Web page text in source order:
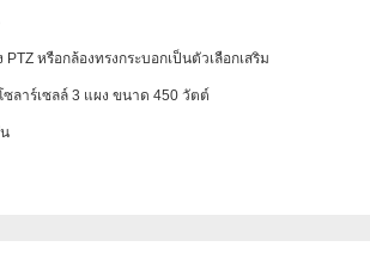
PTZ หรือกล้องทรงกระบอกเป็นตัวเลือกเสริม
ซลาร์เซลล์ 3 แผง ขนาด 450 วัตต์